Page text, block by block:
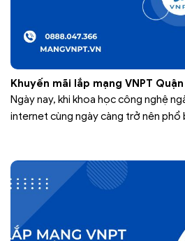
Khuyến mãi lắp mạng VNPT
Ngày nay, khi khoa học công nghệ
internet cùng ngày càng trở nên phổ
khủng dành cho khách hàng. Bạn…